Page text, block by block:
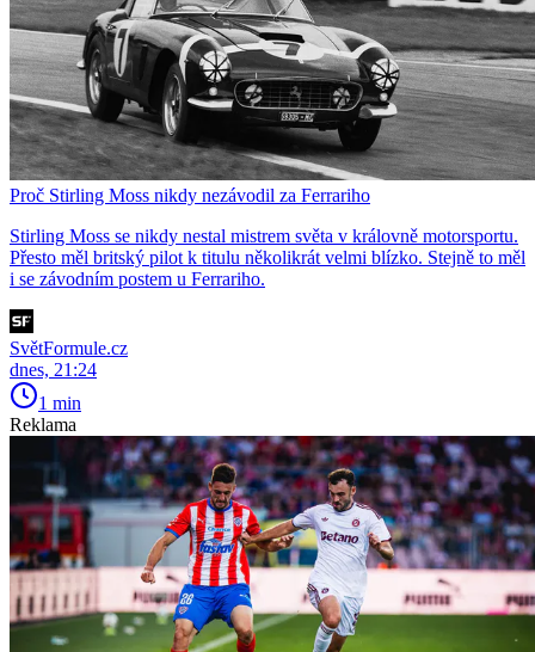
Proč Stirling Moss nikdy nezávodil za Ferrariho
Stirling Moss se nikdy nestal mistrem světa v královně motorsportu.
Přesto měl britský pilot k titulu několikrát velmi blízko. Stejně to měl
i se závodním postem u Ferrariho.
SvětFormule.cz
dnes, 21:24
1 min
Reklama